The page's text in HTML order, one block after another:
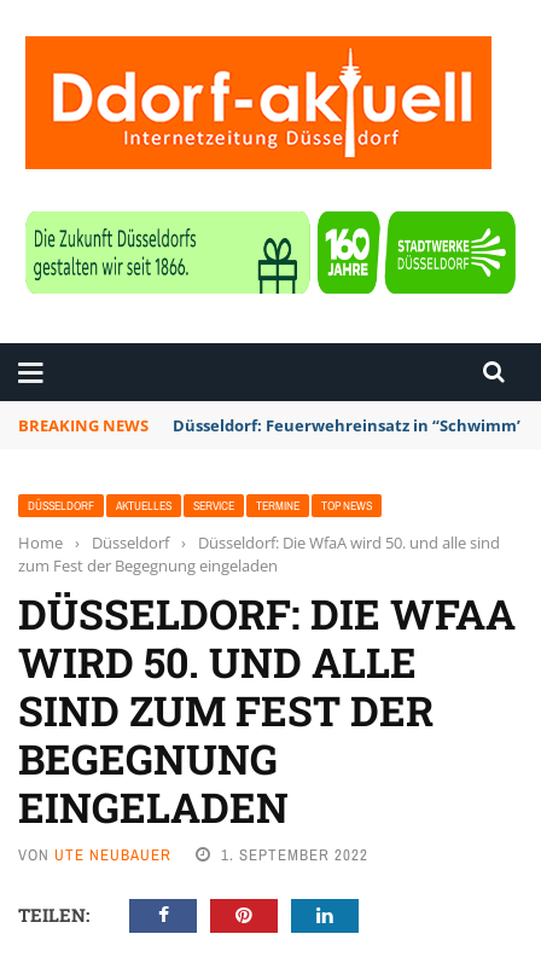
BREAKING NEWS Düsseldorf: Feuerwehreinsatz in “Schwimm’
DÜSSELDORF AKTUELLES SERVICE TERMINE TOP NEWS
Home › Düsseldorf ›
Düsseldorf: Die WfaA wird 50. und alle sind
zum Fest der Begegnung eingeladen
DÜSSELDORF: DIE WFAA
WIRD 50. UND ALLE
SIND ZUM FEST DER
BEGEGNUNG
EINGELADEN
VON UTE NEUBAUER 1. SEPTEMBER 2022
TEILEN: